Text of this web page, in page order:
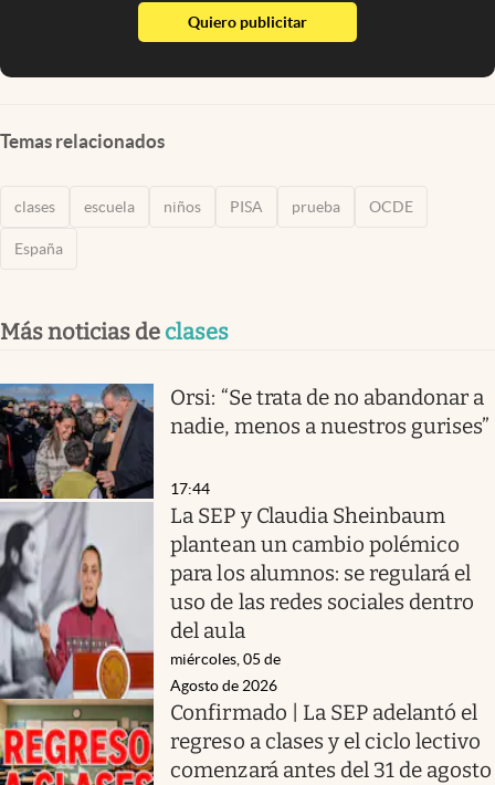
Quiero publicitarabre en nueva pestaña
Temas relacionados
clases escuela niños PISA prueba OCDE
España
Más noticias de clases
Orsi: “Se trata de no abandonar a
nadie, menos a nuestros gurises”
17:44
La SEP y Claudia Sheinbaum
plantean un cambio polémico
para los alumnos: se regulará el
uso de las redes sociales dentro
del aula
miércoles, 05 de
Agosto de 2026
Confirmado | La SEP adelantó el
regreso a clases y el ciclo lectivo
comenzará antes del 31 de agosto